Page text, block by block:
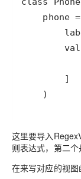
    )
这里要导入
则表达式，第二
在来写对应的视图